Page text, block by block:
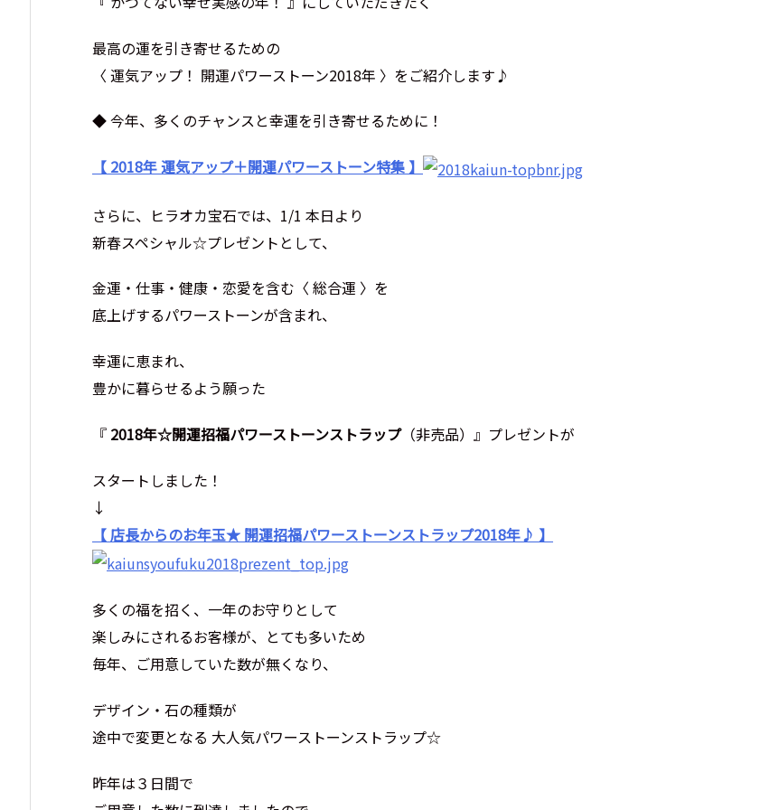
最高の運を引き寄せるための
〈 運気アップ！ 開運パワーストーン2018年 〉をご紹介します♪
◆ 今年、多くのチャンスと幸運を引き寄せるために！
【 2018年 運気アップ＋開運パワーストーン特集 】
さらに、ヒラオカ宝石では、1/1 本日より
新春スペシャル☆プレゼントとして、
金運・仕事・健康・恋愛を含む〈 総合運 〉を
底上げするパワーストーンが含まれ、
幸運に恵まれ、
豊かに暮らせるよう願った
『 2018年☆開運招福パワーストーンストラップ（非売品）』プレゼントが
スタートしました！
↓
【 店長からのお年玉★ 開運招福パワーストーンストラップ2018年♪ 】
多くの福を招く、一年のお守りとして
楽しみにされるお客様が、とても多いため
毎年、ご用意していた数が無くなり、
デザイン・石の種類が
途中で変更となる 大人気パワーストーンストラップ☆
昨年は３日間で